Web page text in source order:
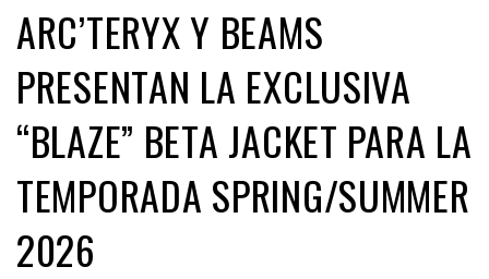
ARC’TERYX Y BEAMS
PRESENTAN LA EXCLUSIVA
“BLAZE” BETA JACKET PARA LA
TEMPORADA SPRING/SUMMER
2026